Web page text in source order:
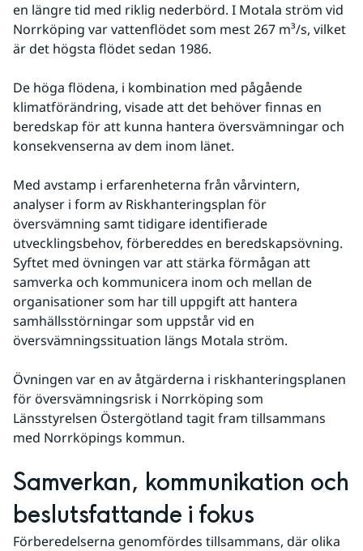
en längre tid med riklig nederbörd. I Motala ström vid
Norrköping var vattenflödet som mest 267 m³/s, vilket
är det högsta flödet sedan 1986.
De höga flödena, i kombination med pågående
klimatförändring, visade att det behöver finnas en
beredskap för att kunna hantera översvämningar och
konsekvenserna av dem inom länet.
Med avstamp i erfarenheterna från vårvintern,
analyser i form av Riskhanteringsplan för
översvämning samt tidigare identifierade
utvecklingsbehov, förbereddes en beredskapsövning.
Syftet med övningen var att stärka förmågan att
samverka och kommunicera inom och mellan de
organisationer som har till uppgift att hantera
samhällsstörningar som uppstår vid en
översvämningssituation längs Motala ström.
Övningen var en av åtgärderna i riskhanteringsplanen
för översvämningsrisk i Norrköping som
Länsstyrelsen Östergötland tagit fram tillsammans
med Norrköpings kommun.
Samverkan, kommunikation och
beslutsfattande i fokus
Förberedelserna genomfördes tillsammans, där olika